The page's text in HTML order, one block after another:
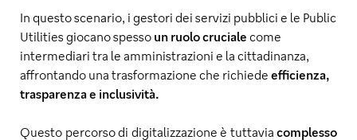
In questo scenario, i gestori dei servizi pubblici e le Public
Utilities giocano spesso un ruolo cruciale come
intermediari tra le amministrazioni e la cittadinanza,
affrontando una trasformazione che richiede efficienza,
trasparenza e inclusività.
Questo percorso di digitalizzazione è tuttavia complesso